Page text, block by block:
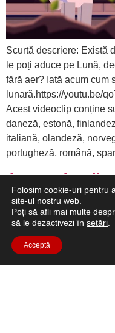
Scurtă descriere: Există
le poți aduce pe Lună,
fără aer? Iată acum cum
lunară.https://youtu.be/
Acest videoclip conține
daneză, estonă,
italiană, olandeză,
portugheză, română,
Aer pe Lună
Folosim cookie-uri pentru
site-ul nostru web.
Poți să afli mai multe
să le dezactivezi în setări
Acceptă